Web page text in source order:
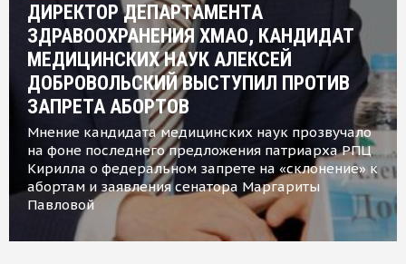
ДИРЕКТОР ДЕПАРТАМЕНТА
ЗДРАВООХРАНЕНИЯ ХМАО, КАНДИДАТ
МЕДИЦИНСКИХ НАУК АЛЕКСЕЙ
ДОБРОВОЛЬСКИЙ ВЫСТУПИЛ ПРОТИВ
ЗАПРЕТА АБОРТОВ
Мнение кандидата медицинских наук прозвучало
на фоне последнего предложения патриарха РПЦ
Кирилла о федеральном запрете на «склонение» к
абортам и заявления сенатора Маргариты
Павловой